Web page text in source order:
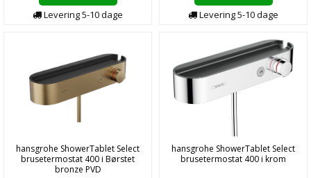
Levering5-10dage
Levering5-10dage
hansgrohe ShowerTablet Select
brusetermostat 400 i Børstet
bronze PVD
hansgrohe ShowerTablet Select
brusetermostat 400 i krom